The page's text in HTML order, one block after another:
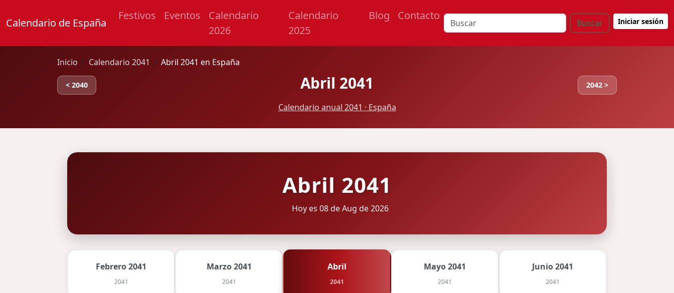
Calendario de España
Festivos Eventos
Calendario
2026
Calendario
2025
Blog Contacto
Buscar Iniciar sesión
Inicio Calendario 2041 Abril 2041 en España
< 2040 Abril 2041 2042 >
Calendario anual 2041 · España
Abril 2041
Hoy es 08 de Aug de 2026
Febrero 2041
2041
Marzo 2041
2041
Abril
2041
Mayo 2041
2041
Junio 2041
2041